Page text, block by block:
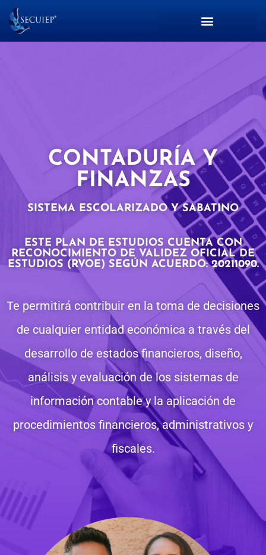
CONTADURÍA Y
FINANZAS
SISTEMA ESCOLARIZADO Y SABATINO
ESTE PLAN DE ESTUDIOS CUENTA CON
RECONOCIMIENTO DE VALIDEZ OFICIAL DE
ESTUDIOS (RVOE) SEGÚN ACUERDO: 20211090.
Te permitirá contribuir en la toma de decisiones
de cualquier entidad económica a través del
desarrollo de estados financieros, diseño,
análisis y evaluación de los sistemas de
información contable y la aplicación de
procedimientos financieros, administrativos y
fiscales.